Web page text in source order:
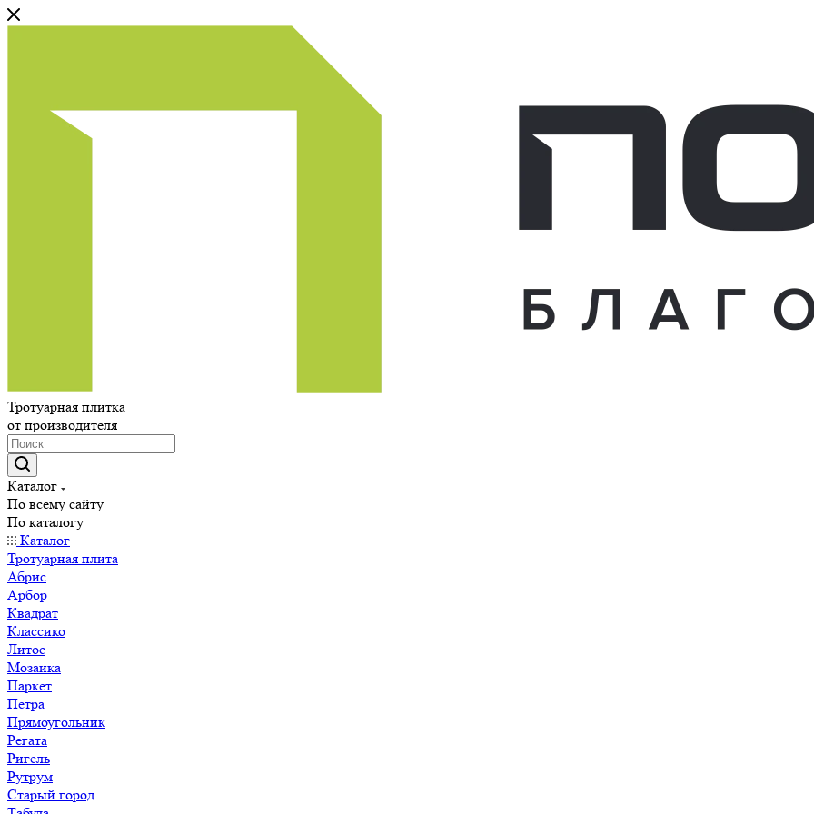
Тротуарная плитка
от производителя
Каталог
По всему сайту
По каталогу
Каталог
Тротуарная плита
Абрис
Арбор
Квадрат
Классико
Литос
Мозаика
Паркет
Петра
Прямоугольник
Регата
Ригель
Рутрум
Старый город